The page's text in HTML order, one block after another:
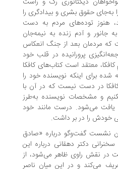
حقوق بشری و بیدادگری را
توده‌های مردم به دست
و آدم زنده به نیمه‌جان
بعد از جنگ انعکاس
پرورانیده در قلب خود
است کتاب‌های کافکا
اینکه نویسنده خود را
دست نیست که در آن با
مشخصات نویسنده به‌طرز
می‌شود. درست مانند خود
را در بر داشت.
گفت‌وگو درباره «صادق
دکتر دهقانی درباره این
راوی ظاهر می‌شود، از
و در این میان ناصر